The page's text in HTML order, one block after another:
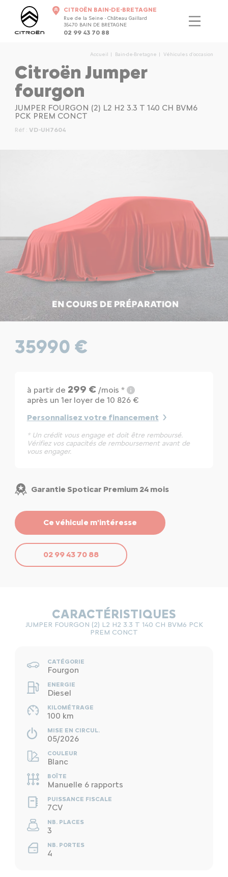
CITROËN BAIN-DE-BRETAGNE
Rue de la Seine - Château Gaillard
35470 BAIN DE BRETAGNE
02 99 43 70 88
Accueil Bain-de-Bretagne Véhicules d'occasion
Citroën Jumper
fourgon
JUMPER FOURGON (2) L2 H2 3.3 T 140 CH BVM6
PCK PREM CONCT
Réf : VD-UH7604
35990 €
à partir de 299 €/mois *
après un 1er loyer de 10 826 €
Personnalisez votre financement
* Un crédit vous engage et doit être remboursé.
Vérifiez vos capacités de remboursement avant de
vous engager.
Garantie Spoticar Premium 24 mois
Ce véhicule m'intéresse
02 99 43 70 88
CARACTÉRISTIQUES
JUMPER FOURGON (2) L2 H2 3.3 T 140 CH BVM6 PCK
PREM CONCT
CATÉGORIE
Fourgon
ENERGIE
Diesel
KILOMÉTRAGE
100 km
MISE EN CIRCUL.
05/2026
COULEUR
Blanc
BOÎTE
Manuelle 6 rapports
PUISSANCE FISCALE
7CV
NB. PLACES
3
NB. PORTES
4